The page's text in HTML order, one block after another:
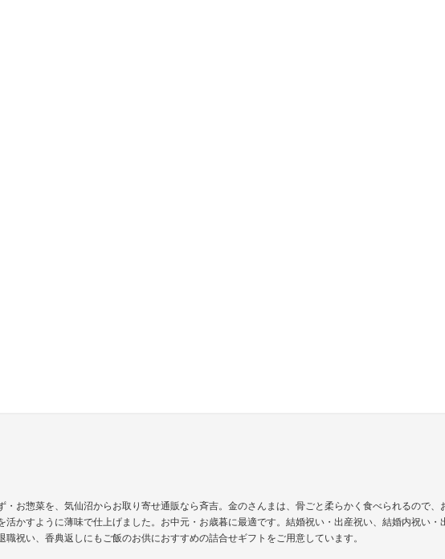
・お惣菜を、気仙沼からお取り寄せ通販なら斉吉。金のさんまは、骨ごと柔らかく食べられるので
活かすように薄味で仕上げました。お中元・お歳暮に最適です。結婚祝い・出産祝い、結婚内祝い・
退職祝い、香典返しにもご飯のお供におすすめの詰合せギフトをご用意しています。